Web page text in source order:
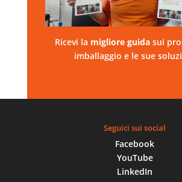
Ricevi la migliore guida sui
imballaggio e le sue
Seguici sui social
Facebook
YouTube
LinkedIn